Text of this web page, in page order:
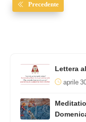
Precedente
Lettera
aprile